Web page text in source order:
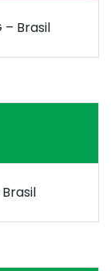
– Brasil